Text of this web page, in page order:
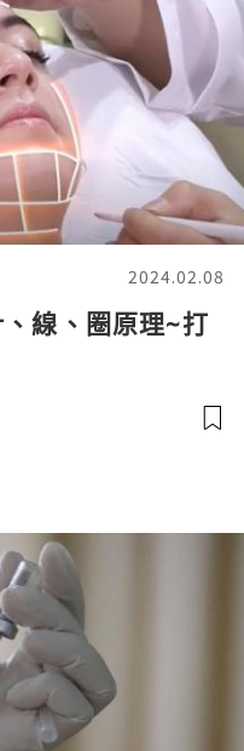
2024.02.08
線、圈原理~打